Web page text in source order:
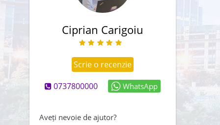
Ciprian Carigoiu
Scrie o recenzie
0737800000
WhatsApp
Aveți nevoie de ajutor?
Abonează-mă și la newsletter
Creează-mi și un cont